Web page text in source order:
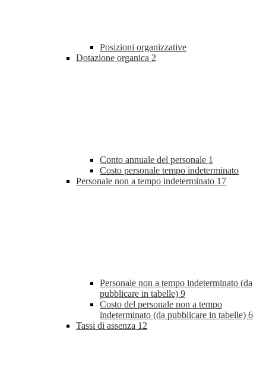
Posizioni organizzative
Dotazione organica 2
Conto annuale del personale 1
Costo personale tempo indeterminato
Personale non a tempo indeterminato 17
Personale non a tempo indeterminato (da
pubblicare in tabelle) 9
Costo del personale non a tempo
indeterminato (da pubblicare in tabelle) 6
Tassi di assenza 12